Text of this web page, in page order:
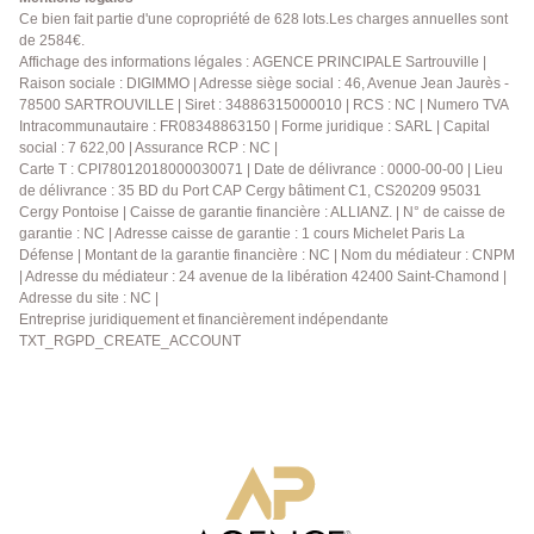
inclus) Contactez-nous dès maintenant au
01.39.13.12.21 pour planifier une visite ou pour
obtenir plus d'informations sur cet appartement.
Mandat Exclusif Agence Principale de Sartrouville,
votre agence de confiance dans les Yvelines depuis
40 ans.
Ce bien fait partie d'une copropriété de 628 lots.Les charges annuelles sont
de 2584€.
Affichage des informations légales : AGENCE PRINCIPALE Sartrouville |
Raison sociale : DIGIMMO | Adresse siège social : 46, Avenue Jean Jaurès -
78500 SARTROUVILLE | Siret : 34886315000010 | RCS : NC | Numero TVA
Intracommunautaire : FR08348863150 | Forme juridique : SARL | Capital
social : 7 622,00 | Assurance RCP : NC |
Carte T : CPI78012018000030071 | Date de délivrance : 0000-00-00 | Lieu
de délivrance : 35 BD du Port CAP Cergy bâtiment C1, CS20209 95031
Cergy Pontoise | Caisse de garantie financière : ALLIANZ. | N° de caisse de
garantie : NC | Adresse caisse de garantie : 1 cours Michelet Paris La
Défense | Montant de la garantie financière : NC | Nom du médiateur : CNPM
| Adresse du médiateur : 24 avenue de la libération 42400 Saint-Chamond |
Adresse du site : NC |
Entreprise juridiquement et financièrement indépendante
TXT_RGPD_CREATE_ACCOUNT